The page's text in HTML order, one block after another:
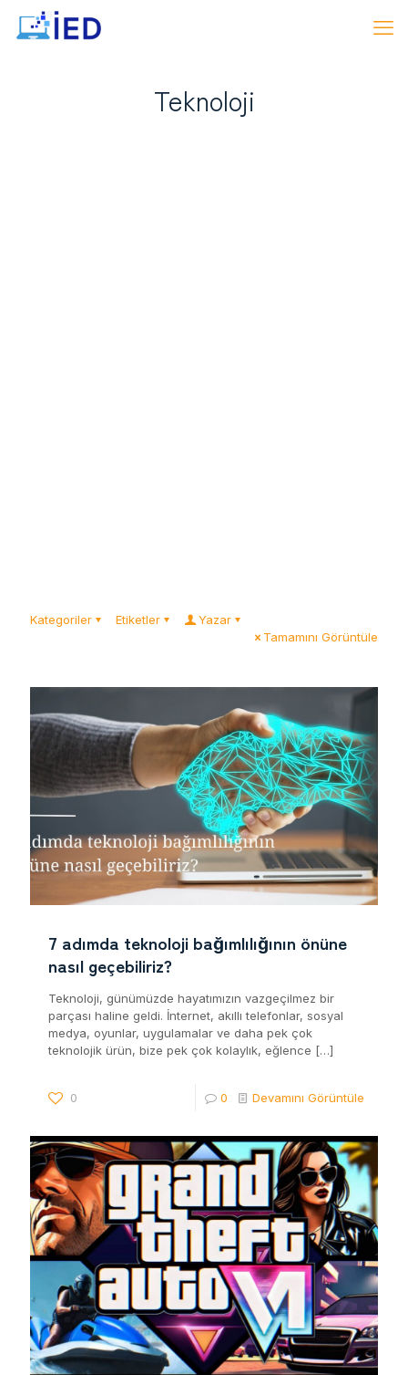
Teknoloji
Kategoriler Etiketler
Yazar
Tamamını Görüntüle
7 adımda teknoloji bağımlılığının önüne
nasıl geçebiliriz?
Teknoloji, günümüzde hayatımızın vazgeçilmez bir
parçası haline geldi. İnternet, akıllı telefonlar, sosyal
medya, oyunlar, uygulamalar ve daha pek çok
teknolojik ürün, bize pek çok kolaylık, eğlence […]
0 0 Devamını Görüntüle